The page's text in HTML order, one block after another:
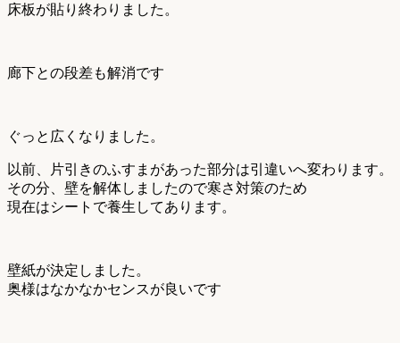
床板が貼り終わりました。
廊下との段差も解消です
ぐっと広くなりました。
以前、片引きのふすまがあった部分は引違いへ変わります。
その分、壁を解体しましたので寒さ対策のため
現在はシートで養生してあります。
壁紙が決定しました。
奥様はなかなかセンスが良いです